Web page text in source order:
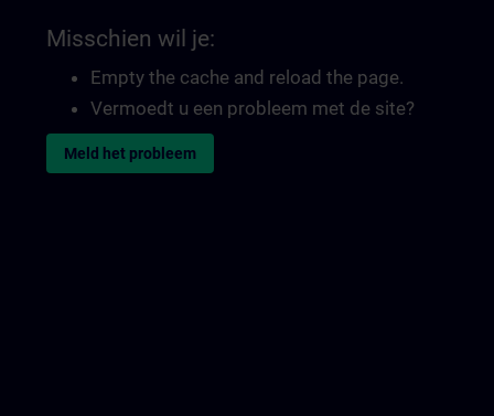
Misschien wil je:
Empty the cache and reload the page.
Vermoedt u een probleem met de site?
Meld het probleem